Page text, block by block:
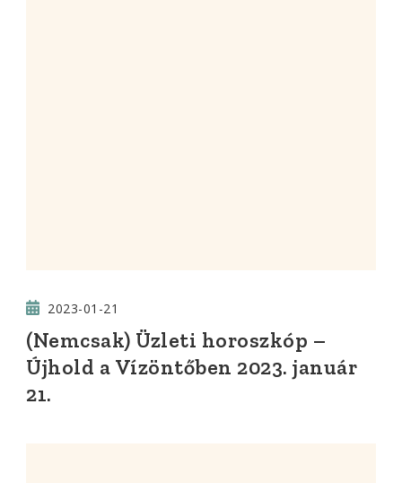
2023-01-21
(Nemcsak) Üzleti horoszkóp –
Újhold a Vízöntőben 2023. január
21.